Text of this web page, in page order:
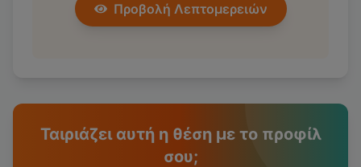
Προβολή Λεπτομερειών
Ταιριάζει αυτή η θέση με το προφίλ
σου;